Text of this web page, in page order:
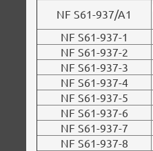
NF S61-937/A1
NF S61-937-1
NF S61-937-2
NF S61-937-3
NF S61-937-4
NF S61-937-5
NF S61-937-6
NF S61-937-7
NF S61-937-8